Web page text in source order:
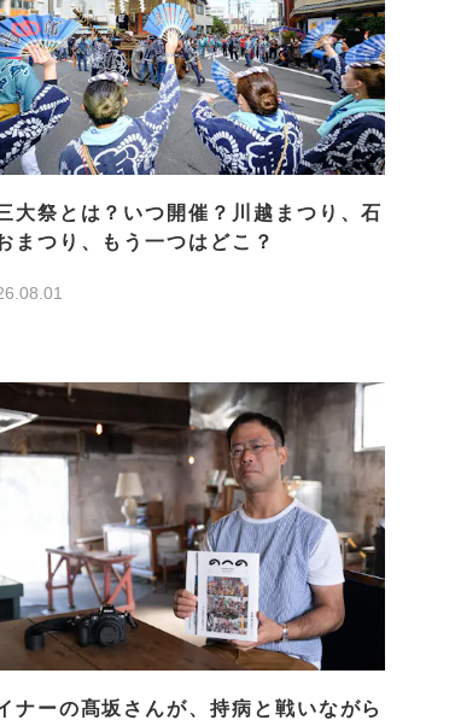
大祭とは？いつ開催？川越まつり、石
まつり、もう一つはどこ？
ナーの髙坂さんが、持病と戦いながら